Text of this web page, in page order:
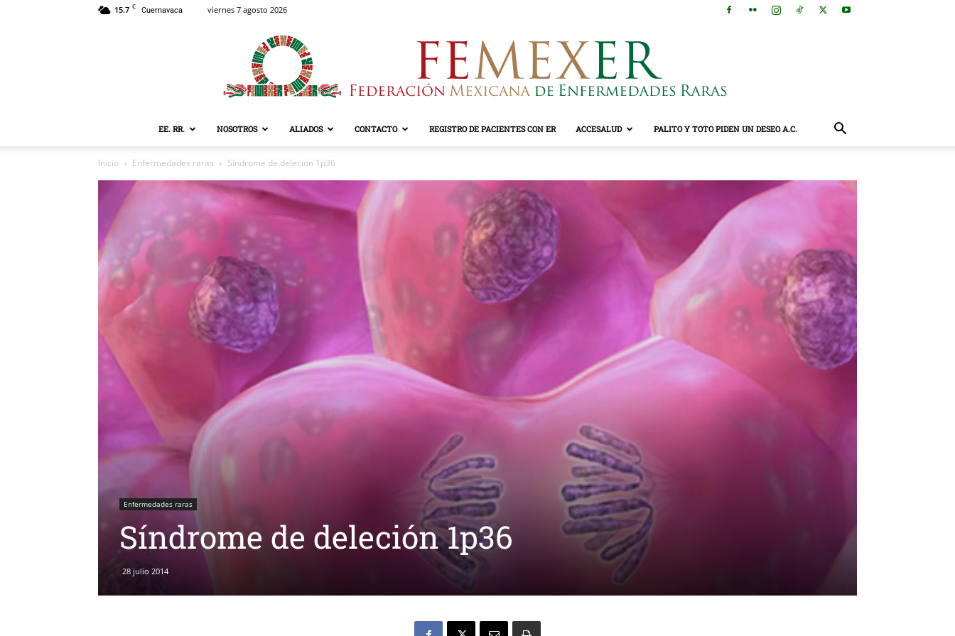
15.7 C Cuernavaca viernes 7 agosto 2026
EE. RR. NOSOTROS ALIADOS CONTACTO REGISTRO DE PACIENTES CON ER ACCESALUD PALITO Y TOTO PIDEN UN DESEO A.C.
Inicio Enfermedades raras Síndrome de deleción 1p36
Enfermedades raras
Síndrome de deleción 1p36
28 julio 2014